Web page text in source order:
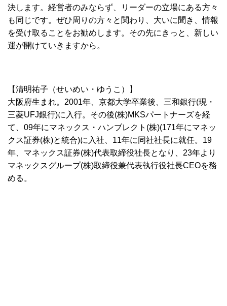
決します。経営者のみならず、リーダーの立場にある方々
も同じです。ぜひ周りの方々と関わり、大いに聞き、情報
を受け取ることをお勧めします。その先にきっと、新しい
運が開けていきますから。
【清明祐子（せいめい・ゆうこ）】
大阪府生まれ。2001年、京都大学卒業後、三和銀行(現・
三菱UFJ銀行)に入行。その後(株)MKSパートナーズを経
て、09年にマネックス・ハンブレクト(株)(171年にマネッ
クス証券(株)と統合)に入社、11年に同社社長に就任。19
年、マネックス証券(株)代表取締役社長となり、23年より
マネックスグループ(株)取締役兼代表執行役社長CEOを務
める。